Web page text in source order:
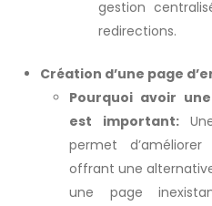
gestion
redirections.
Création d’une page
Pourquoi avoir
est important:
permet
offrant une
une page